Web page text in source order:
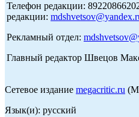
Телефон редакции:
редакции:
Рекламный отдел:
Главный редактор Швецов
Сетевое издание megacritic.ru
Язык(и): русский